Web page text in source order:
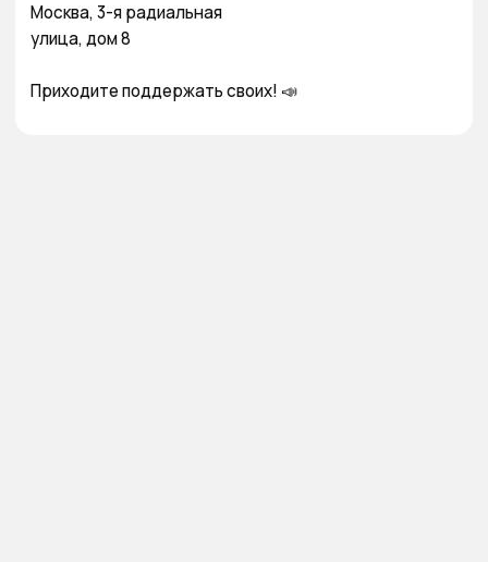
Москва, 3-я радиальная
улица, дом 8
Приходите поддержать своих! 📣